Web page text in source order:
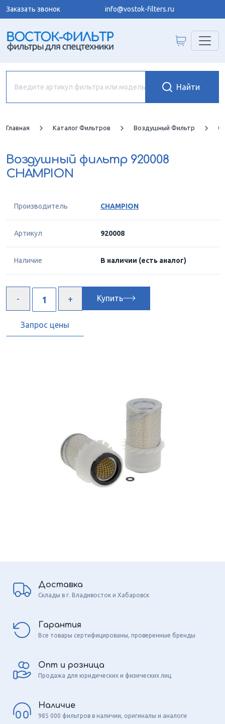
Заказать звонок info@vostok-filters.ru
Главная Каталог Фильтров Воздушный Фильтр
Воздушный фильтр 920008
CHAMPION
Производитель CHAMPION
Артикул 920008
Наличие В наличии (есть аналог)
Купить
Запрос цены
Доставка
Склады в г. Владивосток и Хабаровск
Гарантия
Все товары сертифицированы, проверенные бренды
Опт и розница
Продажа для юридических и физических лиц
Наличие
985 000 фильтров в наличии, оригиналы и аналоги